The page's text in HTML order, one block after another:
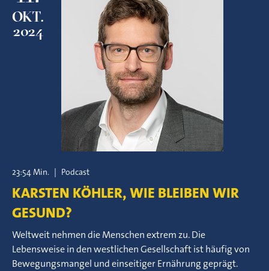
OKT.
2024
23:54 Min. | Podcast
KARSTEN KÖHLER, WIE BLEIBEN WIR
GESUND?
Weltweit nehmen die Menschen extrem zu. Die
Lebensweise in den westlichen Gesellschaft ist häufig von
Bewegungsmangel und einseitiger Ernährung geprägt.